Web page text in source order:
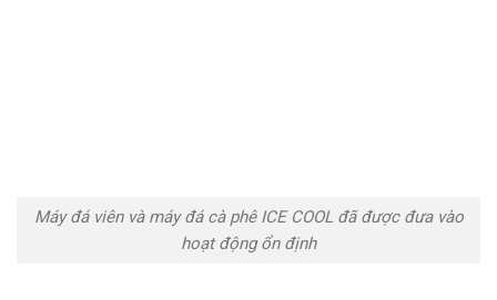
Máy đá viên và máy đá cà phê ICE COOL đã được đưa vào
hoạt động ổn định